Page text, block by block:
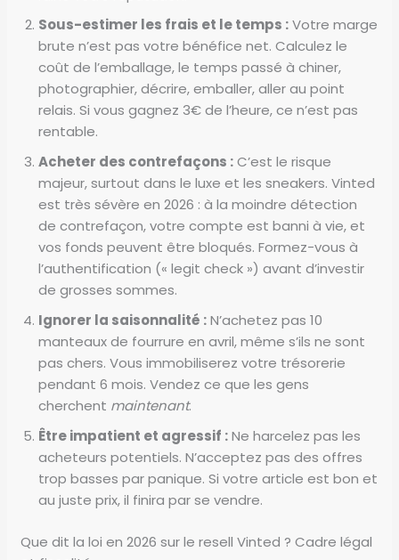
Sous-estimer les frais et le temps :Votre marge
brute n’est pas votre bénéfice net. Calculez le
coût de l’emballage, le temps passé à chiner,
photographier, décrire, emballer, aller au point
relais. Si vous gagnez 3€ de l’heure, ce n’est pas
rentable.
Acheter des contrefaçons :C’est le risque
majeur, surtout dans le luxe et les sneakers. Vinted
est très sévère en 2026 : à la moindre détection
de contrefaçon, votre compte est banni à vie, et
vos fonds peuvent être bloqués. Formez-vous à
l’authentification (« legit check ») avant d’investir
de grosses sommes.
Ignorer la saisonnalité :N’achetez pas 10
manteaux de fourrure en avril, même s’ils ne sont
pas chers. Vous immobiliserez votre trésorerie
pendant 6 mois. Vendez ce que les gens
cherchent maintenant.
Être impatient et agressif :Ne harcelez pas les
acheteurs potentiels. N’acceptez pas des offres
trop basses par panique. Si votre article est bon et
au juste prix, il finira par se vendre.
Que dit la loi en 2026 sur le resell Vinted ? Cadre légal